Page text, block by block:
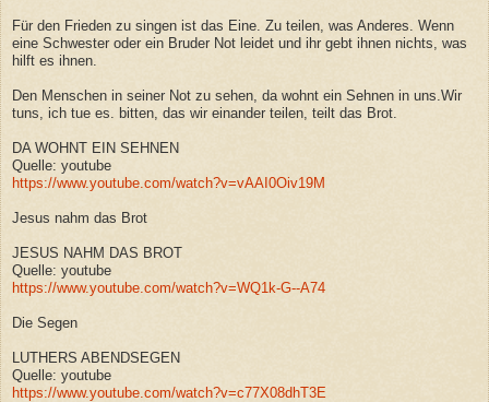
Für den Frieden zu singen ist das Eine. Zu teilen, was Anderes. Wenn
eine Schwester oder ein Bruder Not leidet und ihr gebt ihnen nichts, was
hilft es ihnen.
Den Menschen in seiner Not zu sehen, da wohnt ein Sehnen in uns.Wir
tuns, ich tue es. bitten, das wir einander teilen, teilt das Brot.
DA WOHNT EIN SEHNEN
Quelle: youtube
https://www.youtube.com/watch?v=vAAI0Oiv19M
Jesus nahm das Brot
JESUS NAHM DAS BROT
Quelle: youtube
https://www.youtube.com/watch?v=WQ1k-G--A74
Die Segen
LUTHERS ABENDSEGEN
Quelle: youtube
https://www.youtube.com/watch?v=c77X08dhT3E